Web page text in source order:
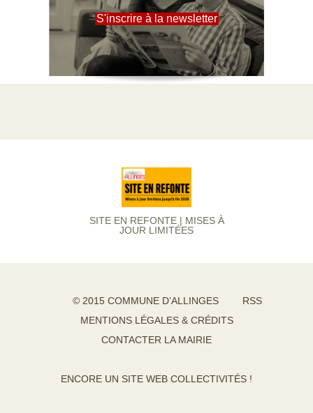
S'inscrire à la newsletter
SITE EN REFONTE | MISES À
JOUR LIMITÉES
© 2015 COMMUNE D’ALLINGES
RSS
MENTIONS LÉGALES & CRÉDITS
CONTACTER LA MAIRIE
ENCORE UN SITE WEB COLLECTIVITÉS !